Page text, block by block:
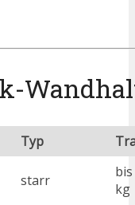
Typ
starr
bis
kg